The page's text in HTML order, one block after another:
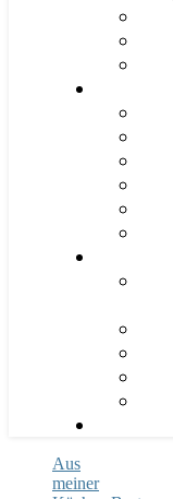
Aus
meiner